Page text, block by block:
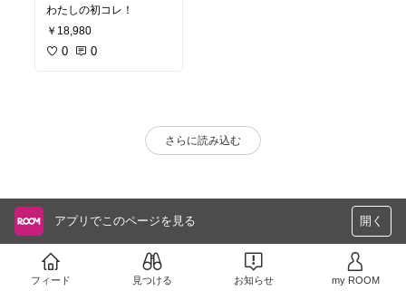
わたしの初コレ！
￥18,980
0 0
さらに読み込む
アプリでこのページを見る 開く
フィード 見つける お知らせ my ROOM